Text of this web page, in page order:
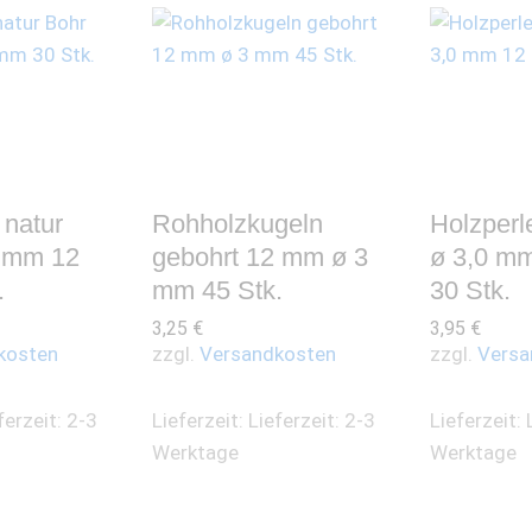
12
2-3
Rohholzkugeln
gebohrt 12 mm ø 3
mm 45 Stk.
3,25 €
zzgl. Versandkosten
Lieferzeit: Lieferzeit: 2-3
Werktage
ø 3,0
30 Stk.
3,95 €
zzgl.
Lieferzeit:
Werktage